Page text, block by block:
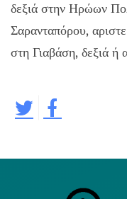
δεξιά στην Ηρώων
Σαρανταπόρου,
στη Γιαβάση, δεξιά ή